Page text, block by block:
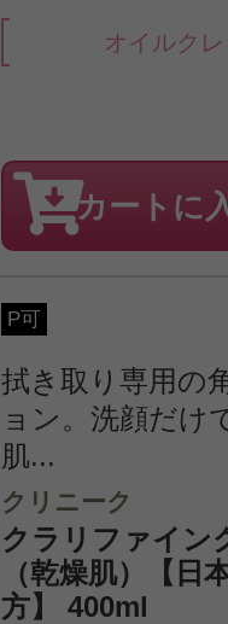
オイルク
カートに
P可
拭き取り専用の
ョン。洗顔だけ
肌...
クリニーク
クラリファイン
（乾燥肌）【日
方】 400ml